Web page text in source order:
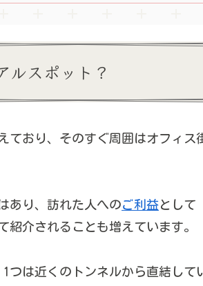
ルスポット？
ており、そのすぐ周囲はオフィス
あり、訪れた人へのご利益として
紹介されることも増えています。
つは近くのトンネルから直結して